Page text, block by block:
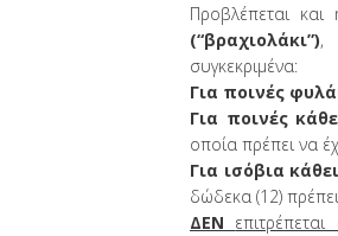
Προβλέπεται και
(“βραχιολάκι”),
συγκεκριμένα:
Για ποινές
Για ποινές
οποία πρέπει να
Για ισόβια
δώδεκα (12)
ΔΕΝ